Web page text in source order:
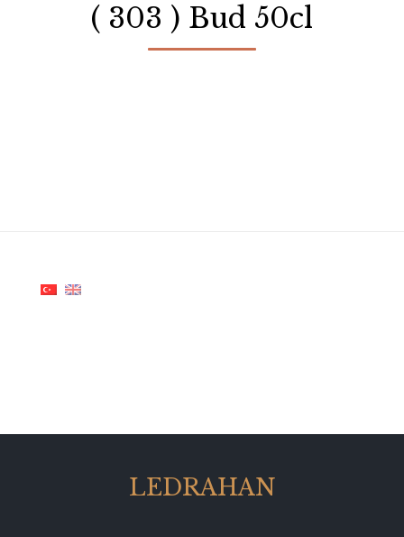
( 303 ) Bud 50cl
LEDRAHAN